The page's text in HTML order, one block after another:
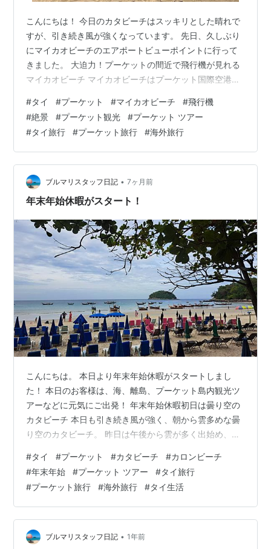
こんにちは！ 今日のカタビーチはスッキリとした晴れで
すが、引き続き風が強くなっています。 先日、久しぶり
にマイカオビーチのエアポートビューポイントに行って
きました。 大迫力！プーケットの間近で飛行機が見れる
マイカオビーチ マイカオビーチはプーケット国際空港の
を通過する瞬間を間近で見れる激レアフォトスポットで
す。 SNS映えもする為、毎日多くの観光客がここを訪れ
ています。 マイカオビーチの駐車場に車を停め、サムロ
ーと呼ばれる（タイ式のトライシクル）に乗り換え、右
手にマイカオビーチ、左手にリゾートホテルを横目にビ
ューポイントまで移動します（片道2…
#タイ #プーケット #マイカオビーチ #飛行機
#絶景 #プーケット観光 #プーケット ツアー
#タイ旅行 #プーケット旅行 #海外旅行
ブルマリスタッフ日記 • 7ヶ月前
年末年始休暇がスタート！
こんにちは。 本日より年末年始休暇がスタートしまし
た！ 本日のお客様は、海、離島、プーケット島内観光ツ
アーなどに元気にご出発！ 年末年始休暇初日は曇り空の
カタビーチ 本日も引き続き風が強く、朝から雲多めな曇
り空のカタビーチ。 昨日は午後から雲が多く出始め、カ
お天気崩れませんようにっ！ 今年は人気のピピ島やシミ
ラン諸島ツアーにまだ空きがあるツアーもございます。
現地到着後に予約を検討されている方もまだ予約間に合
うかもしれませんよ。 まだツアーのご予約をされていな
い方は、空き状況をお問い合わせ下さいね。
#タイ #プーケット #カタビーチ #カロンビーチ
#年末年始 #プーケット ツアー #タイ旅行
#プーケット旅行 #海外旅行 #タイ生活
ブルマリスタッフ日記 • 1年前